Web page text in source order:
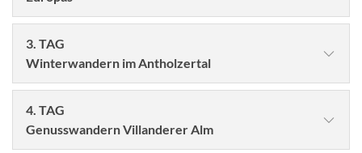
3. TAG
Winterwandern im Antholzertal
4. TAG
Genusswandern Villanderer Alm